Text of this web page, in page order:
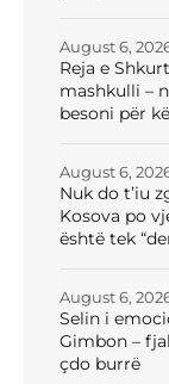
Reja e
mashkulli –
besoni për
August 6,
Nuk do t’iu
Kosova po
është tek
August 6,
Selin i
Gimbon –
çdo burrë
August 6,